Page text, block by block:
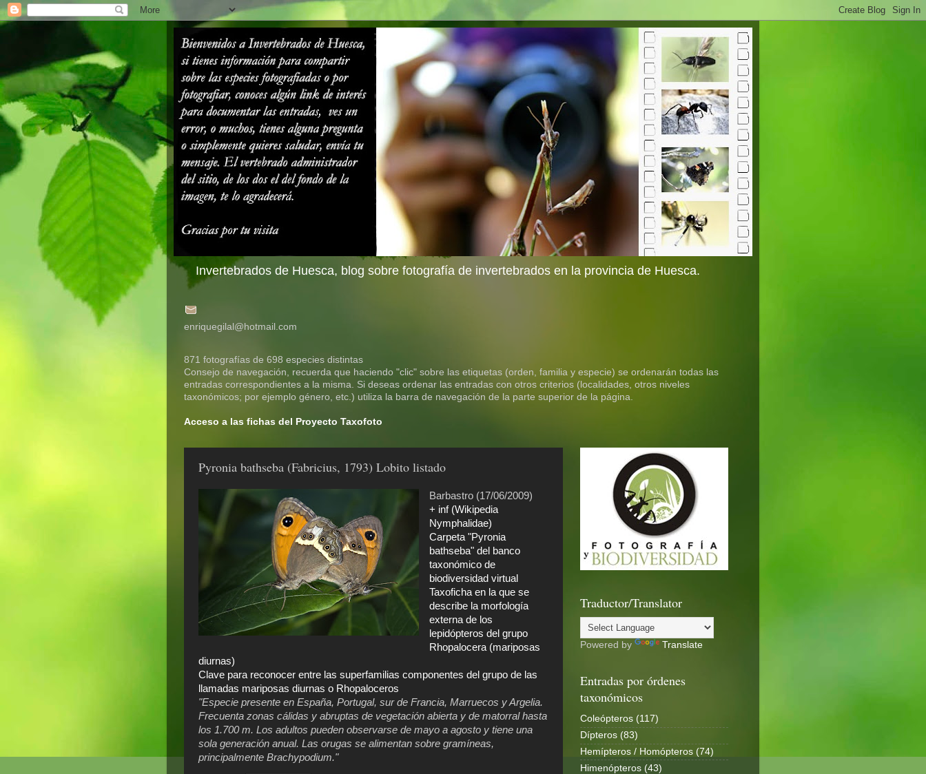
Invertebrados de Huesca, blog sobre fotografía de invertebrados en la provincia de Huesca.
enriquegilal@hotmail.com
871 fotografías de 698 especies distintas
Consejo de navegación, recuerda que haciendo "clic" sobre las etiquetas (orden, familia y especie) se ordenarán todas las
entradas correspondientes a la misma. Si deseas ordenar las entradas con otros criterios (localidades, otros niveles
taxonómicos; por ejemplo género, etc.) utiliza la barra de navegación de la parte superior de la página.
Acceso a las fichas del Proyecto Taxofoto
Pyronia bathseba (Fabricius, 1793) Lobito listado
Barbastro (17/06/2009)
+ inf (Wikipedia
Nymphalidae)
Carpeta "Pyronia
bathseba" del banco
taxonómico de
biodiversidad virtual
Taxoficha en la que se
describe la morfología
externa de los
lepidópteros del grupo
Rhopalocera (mariposas
diurnas)
Clave para reconocer entre las superfamilias componentes del grupo de las
llamadas mariposas diurnas o Rhopaloceros
"Especie presente en España, Portugal, sur de Francia, Marruecos y Argelia.
Frecuenta zonas cálidas y abruptas de vegetación abierta y de matorral hasta
los 1.700 m. Los adultos pueden observarse de mayo a agosto y tiene una
sola generación anual. Las orugas se alimentan sobre gramíneas,
principalmente Brachypodium."
Traductor/Translator
Powered by Translate
Entradas por órdenes
taxonómicos
Coleópteros (117)
Dípteros (83)
Hemípteros / Homópteros (74)
Himenópteros (43)